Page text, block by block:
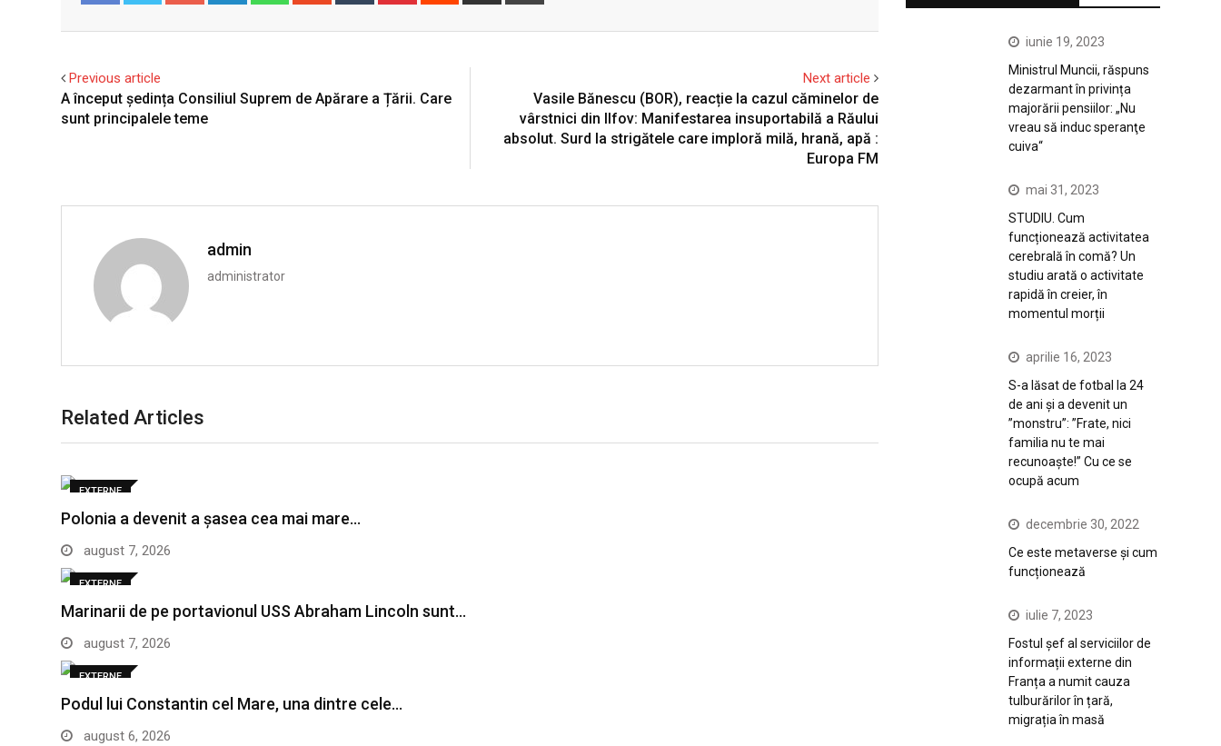
Previous article
A început ședința Consiliul Suprem de Apărare a Țării. Care
sunt principalele teme
Next article
Vasile Bănescu (BOR), reacție la cazul căminelor de
vârstnici din Ilfov: Manifestarea insuportabilă a Răului
absolut. Surd la strigătele care imploră milă, hrană, apă :
Europa FM
admin
administrator
Related Articles
EXTERNE
Polonia a devenit a șasea cea mai mare…
august 7, 2026
EXTERNE
Marinarii de pe portavionul USS Abraham Lincoln sunt…
august 7, 2026
EXTERNE
Podul lui Constantin cel Mare, una dintre cele…
august 6, 2026
iunie 19, 2023
Ministrul Muncii, răspuns
dezarmant în privința
majorării pensiilor: „Nu
vreau să induc speranţe
cuiva“
mai 31, 2023
STUDIU. Cum
funcționează activitatea
cerebrală în comă? Un
studiu arată o activitate
rapidă în creier, în
momentul morții
aprilie 16, 2023
S-a lăsat de fotbal la 24
de ani și a devenit un
”monstru”: ”Frate, nici
familia nu te mai
recunoaște!” Cu ce se
ocupă acum
decembrie 30, 2022
Ce este metaverse și cum
funcționează
iulie 7, 2023
Fostul șef al serviciilor de
informații externe din
Franța a numit cauza
tulburărilor în țară,
migrația în masă